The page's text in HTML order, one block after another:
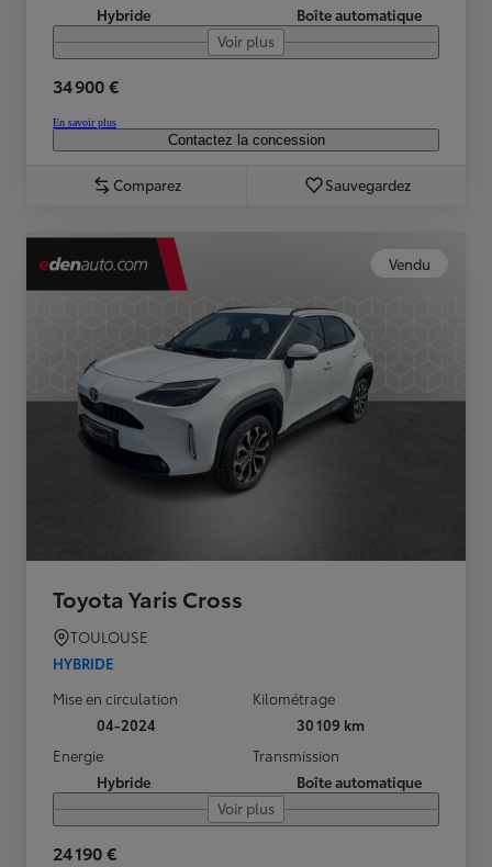
Hybride
Boîte automatique
Voir plus
34 900 €
En savoir plus
Contactez la concession
Comparez Sauvegardez
Vendu
Toyota Yaris Cross
TOULOUSE
HYBRIDE
Mise en circulation
04-2024
Kilométrage
30 109 km
Energie
Hybride
Transmission
Boîte automatique
Voir plus
24 190 €